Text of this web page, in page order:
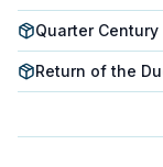
Quarter Century
Return of the